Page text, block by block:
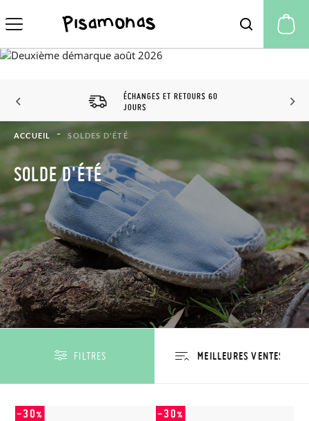
ÉCHANGES ET RETOURS 60
JOURS
ACCUEIL SOLDES D'ÉTÉ
SOLDE D'ÉTÉ
FILTRES